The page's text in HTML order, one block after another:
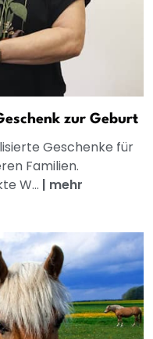
zur Geburt
Geschenke für
Familien.
W... | mehr